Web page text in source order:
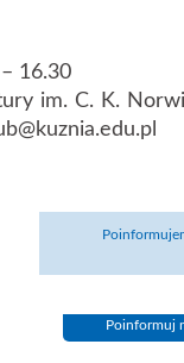
16.30
im. C. K.
Poinformuj